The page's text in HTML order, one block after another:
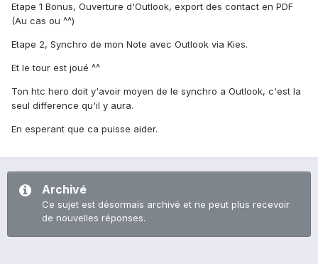
Etape 1 Bonus, Ouverture d'Outlook, export des contact en PDF
(Au cas ou ^^)
Etape 2, Synchro de mon Note avec Outlook via Kies.
Et le tour est joué ^^
Ton htc hero doit y'avoir moyen de le synchro a Outlook, c'est la
seul difference qu'il y aura.
En esperant que ca puisse aider.
Archivé
Ce sujet est désormais archivé et ne peut plus recevoir
de nouvelles réponses.